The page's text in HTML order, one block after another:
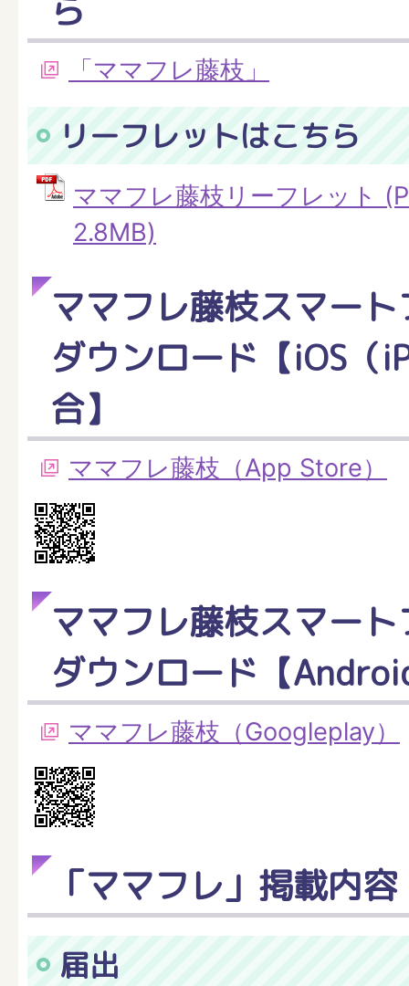
ら
「ママフレ藤枝」
リーフレットはこちら
ママフレ藤枝リーフレット
2.8MB)
ママフレ藤枝スマー
ダウンロード【iOS（
合】
ママフレ藤枝（App Store）
ママフレ藤枝スマー
ダウンロード【
ママフレ藤枝（Googleplay）
「ママフレ」掲載内
届出